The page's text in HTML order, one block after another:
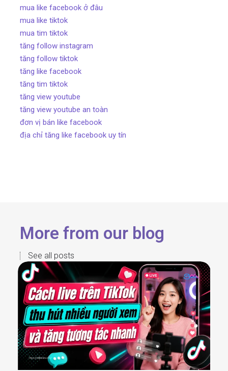
mua like facebook ở đâu
mua like tiktok
mua tim tiktok
tăng follow instagram
tăng follow tiktok
tăng like facebook
tăng tim tiktok
tăng view youtube
tăng view youtube an toàn
đơn vị bán like facebook
địa chỉ tăng like facebook uy tín
More from our blog
See all posts